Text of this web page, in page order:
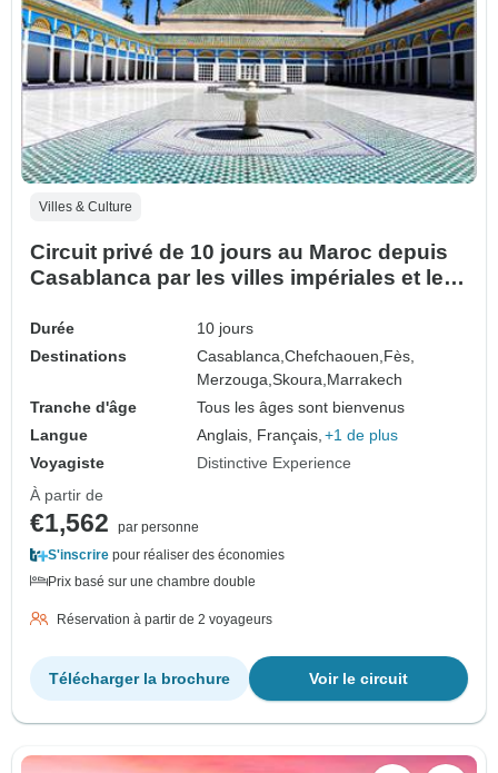
Villes & Culture
Circuit privé de 10 jours au Maroc depuis
Casablanca par les villes impériales et le
Durée
10 jours
Destinations
Casablanca,Chefchaouen, Fès,
Merzouga,Skoura, Marrakech
Tranche d'âge
Tous les âges sont bienvenus
Langue
Anglais, Français, +1 de plus
Voyagiste
Distinctive Experience
À partir de
€1,562
par personne
S'inscrire pour réaliser des économies
Prix basé sur une chambre double
Réservation à partir de 2 voyageurs
Voir le circuit
Télécharger la brochure